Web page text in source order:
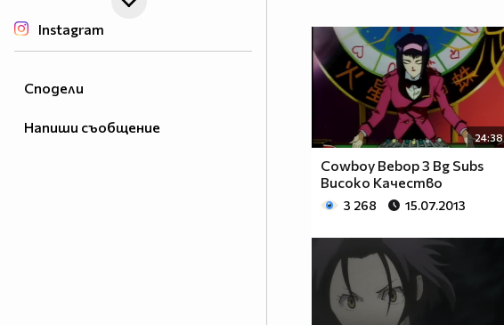
Сподели
Напиши съобщение
Instagram
24:38
Cowboy Bebop 3 Bg Subs
Високо Качество
3 268 15.07.2013